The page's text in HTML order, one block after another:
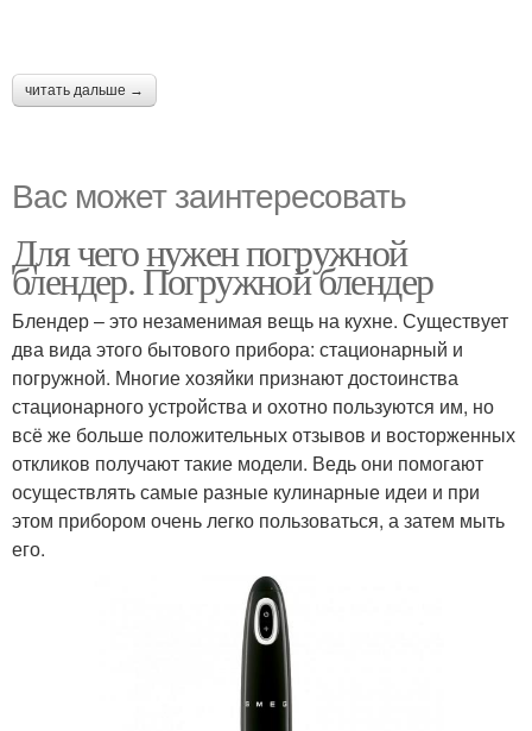
читать дальше →
Вас может заинтересовать
Для чего нужен погружной
блендер. Погружной блендер
Блендер – это незаменимая вещь на кухне. Существует
два вида этого бытового прибора: стационарный и
погружной. Многие хозяйки признают достоинства
стационарного устройства и охотно пользуются им, но
всё же больше положительных отзывов и восторженных
откликов получают такие модели. Ведь они помогают
осуществлять самые разные кулинарные идеи и при
этом прибором очень легко пользоваться, а затем мыть
его.